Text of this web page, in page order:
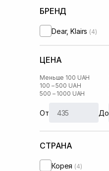
БРЕНД
Dear, Klairs (4)
ЦЕНА
Меньше 100 UAH
100 – 500 UAH
500 – 1000 UAH
От До
СТРАНА
Корея (4)